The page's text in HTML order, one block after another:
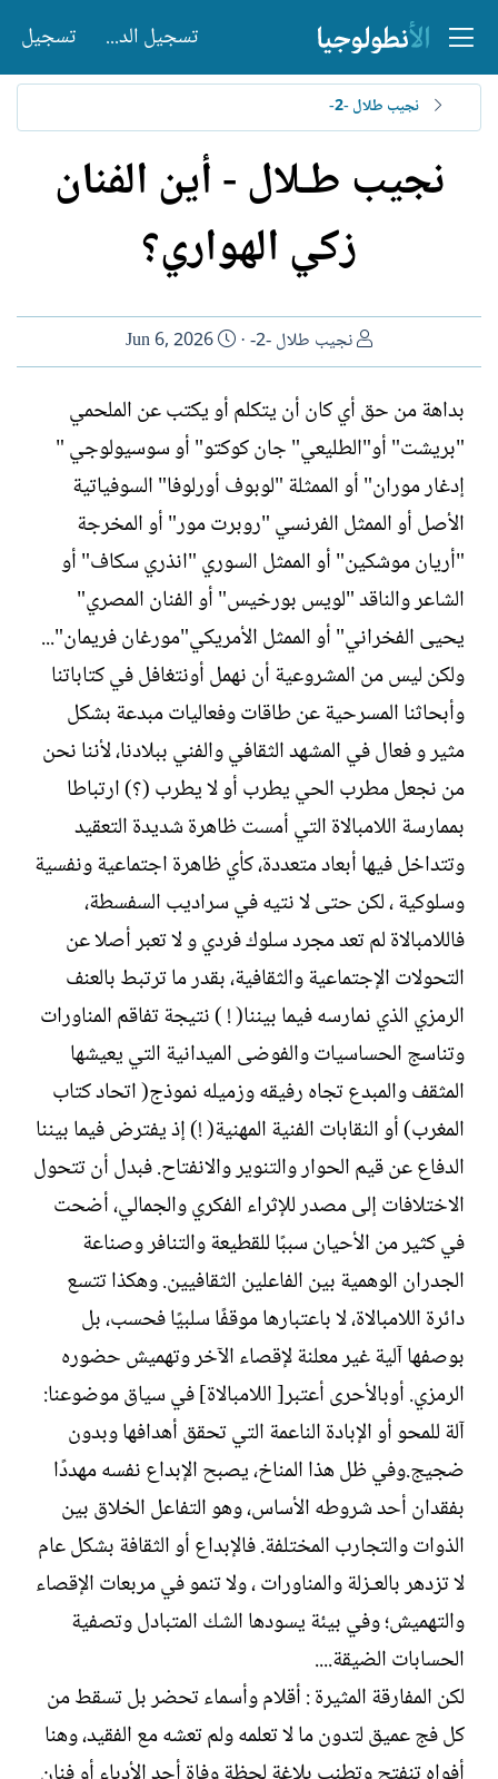
تسجيل الدخول تسجيل
نجيب طلال -2-
نجيب طـلال - أين الفنان
زكي الهواري؟
ا
ل
ك
ا
ت
نجيب طلال -2-
ت
ا
ي
خ
ل
إ
ن
ش
ا
ء
Jun 6, 2026
بداهة من حق أي كان أن يتكلم أو يكتب عن الملحمي
"بريشت" أو"الطليعي" جان كوكتو" أو سوسيولوجي "
إدغار موران" أو الممثلة "لوبوف أورلوفا" السوفياتية
الأصل أو الممثل الفرنسي "روبرت مور" أو المخرجة
"أريان موشكين" أو الممثل السوري "انذري سكاف" أو
الشاعر والناقد "لويس بورخيس" أو الفنان المصري"
يحيى الفخراني" أو الممثل الأمريكي"مورغان فريمان"...
ولكن ليس من المشروعية أن نهمل أونتغافل في كتاباتنا
وأبحاثنا المسرحية عن طاقات وفعاليات مبدعة بشكل
مثير و فعال في المشهد الثقافي والفني ببلادنا، لأننا نحن
من نجعل مطرب الحي يطرب أو لا يطرب (؟) ارتباطا
بممارسة اللامبالاة التي أمست ظاهرة شديدة التعقيد
وتتداخل فيها أبعاد متعددة، كأي ظاهرة اجتماعية ونفسية
وسلوكية ، لكن حتى لا نتيه في سراديب السفسطة،
فاللامبالاة لم تعد مجرد سلوك فردي و لا تعبر أصلا عن
التحولات الإجتماعية والثقافية، بقدر ما ترتبط بالعنف
الرمزي الذي نمارسه فيما بيننا( ! ) نتيجة تفاقم المناورات
وتناسج الحساسيات والفوضى الميدانية التي يعيشها
المثقف والمبدع تجاه رفيقه وزميله نموذج( اتحاد كتاب
المغرب) أو النقابات الفنية المهنية( !) إذ يفترض فيما بيننا
الدفاع عن قيم الحوار والتنوير والانفتاح. فبدل أن تتحول
الاختلافات إلى مصدر للإثراء الفكري والجمالي، أضحت
في كثير من الأحيان سببًا للقطيعة والتنافر وصناعة
الجدران الوهمية بين الفاعلين الثقافيين. وهكذا تتسع
دائرة اللامبالاة، لا باعتبارها موقفًا سلبيًا فحسب، بل
بوصفها آلية غير معلنة لإقصاء الآخر وتهميش حضوره
الرمزي. أوبالأحرى أعتبر[ اللامبالاة] في سياق موضوعنا:
آلة للمحو أو الإبادة الناعمة التي تحقق أهدافها وبدون
ضجيج.وفي ظل هذا المناخ، يصبح الإبداع نفسه مهددًا
بفقدان أحد شروطه الأساس، وهو التفاعل الخلاق بين
الذوات والتجارب المختلفة. فالإبداع أو الثقافة بشكل عام
لا تزدهر بالعـزلة والمناورات ، ولا تنمو في مربعات الإقصاء
والتهميش؛ وفي بيئة يسودها الشك المتبادل وتصفية
الحسابات الضيقة....
لكن المفارقة المثيرة : أقلام وأسماء تحضر بل تسقط من
كل فج عميق لتدون ما لا تعلمه ولم تعشه مع الفقيد، وهنا